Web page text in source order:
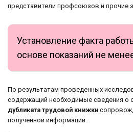
представители профсоюзов и прочие
Установление факта
основе показаний не
По результатам проведенных
содержащий необходимые сведения о
дубликата трудовой книжки
полученной информации.